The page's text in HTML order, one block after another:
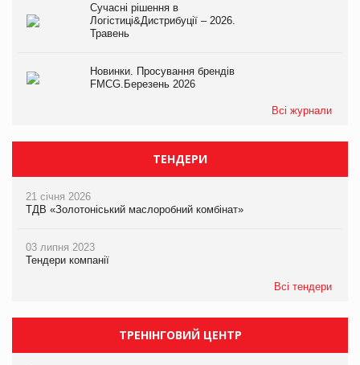
Сучасні рішення в
Логістиці&Дистрибуції – 2026.
Травень
Новинки. Просування брендів
FMCG.Березень 2026
Всі журнали
ТЕНДЕРИ
21 січня 2026
ТДВ «Золотоніський маслоробний комбінат»
03 липня 2023
Тендери компанії
Всі тендери
ТРЕНІНГОВИЙ ЦЕНТР